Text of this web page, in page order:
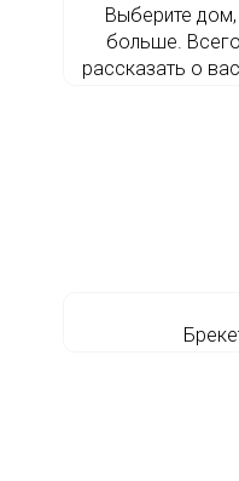
Выберите
больше.
рассказать о